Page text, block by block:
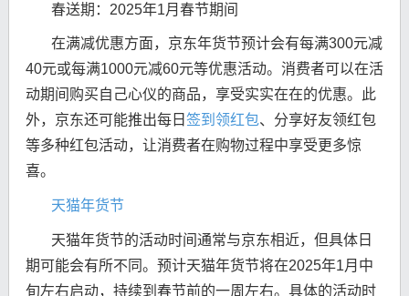
春送期：2025年1月春节期间
在满减优惠方面，京东年货节预计会有每满300元减
40元或每满1000元减60元等优惠活动。消费者可以在活
动期间购买自己心仪的商品，享受实实在在的优惠。此
外，京东还可能推出每日 签到领红包、分享好友领红包
等多种红包活动，让消费者在购物过程中享受更多惊
喜。
天猫年货节
天猫年货节的活动时间通常与京东相近，但具体日
期可能会有所不同。预计天猫年货节将在2025年1月中
旬左右启动，持续到春节前的一周左右。具体的活动时